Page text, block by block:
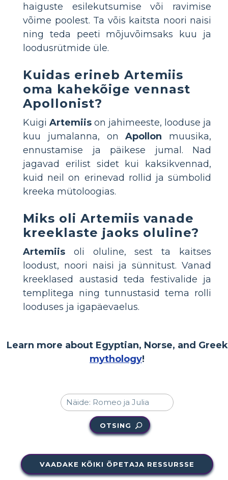
haiguste esilekutsumise või ravimise
võime poolest. Ta võis kaitsta noori naisi
ning teda peeti mõjuvõimsaks kuu ja
loodusrütmide üle.
Kuidas erineb Artemiis
oma kahekõige vennast
Apollonist?
Kuigi Artemiis on jahimeeste, looduse ja
kuu jumalanna, onApollon muusika,
ennustamise ja päikese jumal. Nad
jagavad erilist sidet kui kaksikvennad,
kuid neil on erinevad rollid ja sümbolid
kreeka mütoloogias.
Miks oli Artemiis vanade
kreeklaste jaoks oluline?
Artemiis oli oluline, sest ta kaitses
loodust, noori naisi ja sünnitust. Vanad
kreeklased austasid teda festivalide ja
templitega ning tunnustasid tema rolli
looduses ja igapäevaelus.
Learn more about Egyptian, Norse, and Greek
mythology!
OTSING
VAADAKE KÕIKI ÕPETAJA RESSURSSE